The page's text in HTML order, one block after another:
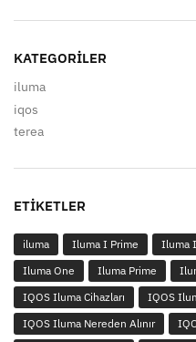
KATEGORILER
iluma
iqos
terea
ETIKETLER
iluma Iluma I Prime Iluma
Iluma One
Iluma Prime
IQOS Iluma Cihazları
IQOS
IQOS Iluma Nereden Alınır